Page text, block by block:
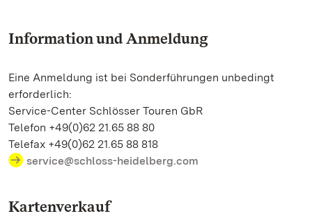
Information und Anmeldung
Eine Anmeldung ist bei Sonderführungen unbedingt
erforderlich:
Service-Center Schlösser Touren GbR
Telefon +49(0)62 21.65 88 80
Telefax +49(0)62 21.65 88 818
service@schloss-heidelberg.com
Kartenverkauf